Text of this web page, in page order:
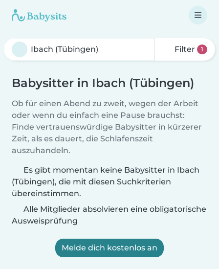
Filter 1
Babysitter in Ibach (Tübingen)
Ob für einen Abend zu zweit, wegen der Arbeit
oder wenn du einfach eine Pause brauchst:
Finde vertrauenswürdige Babysitter in kürzerer
Zeit, als es dauert, die Schlafenszeit
auszuhandeln.
Es gibt momentan keine Babysitter in Ibach
(Tübingen), die mit diesen Suchkriterien
übereinstimmen.
Alle Mitglieder absolvieren eine obligatorische
Ausweisprüfung
Melde dich kostenlos an